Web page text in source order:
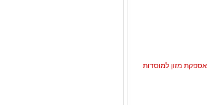
אספקת מזון למוסדות